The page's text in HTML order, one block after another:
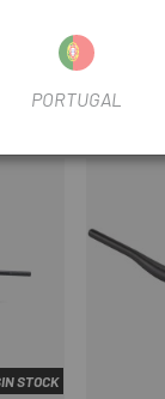
DC
STOCK
PORTUGAL